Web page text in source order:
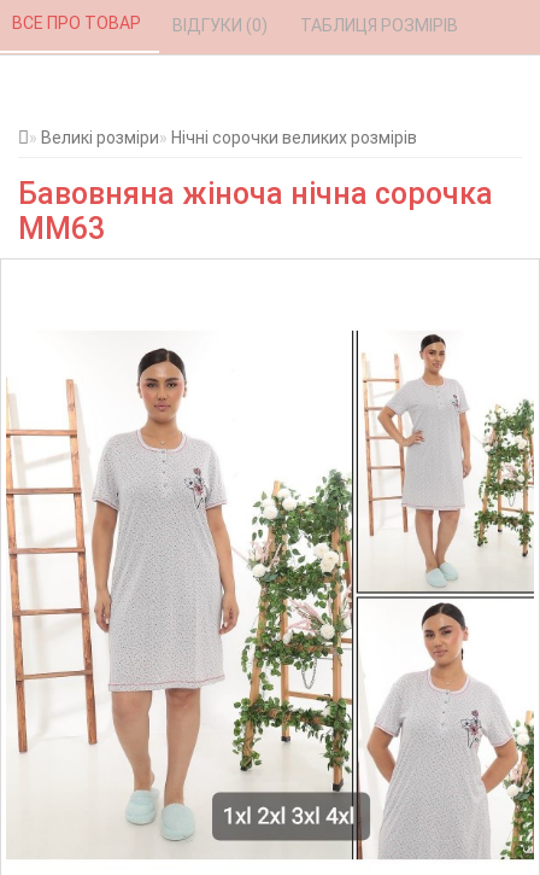
Великі розміри Нічні сорочки великих розмірів
Бавовняна жіноча нічна сорочка
MM63
ВСЕ ПРО ТОВАР ВІДГУКИ (0) ТАБЛИЦЯ РОЗМІРІВ